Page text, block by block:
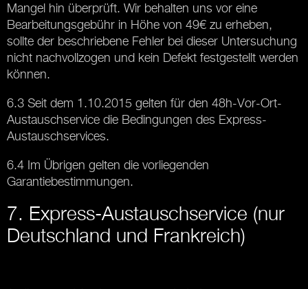
Mangel hin überprüft. Wir behalten uns vor eine
Bearbeitungsgebühr in Höhe von 49€ zu erheben,
sollte der beschriebene Fehler bei dieser Untersuchung
nicht nachvollzogen und kein Defekt festgestellt werden
können.
6.3 Seit dem 1.10.2015 gelten für den 48h-Vor-Ort-
Austauschservice die Bedingungen des Express-
Austauschservices.
6.4 Im Übrigen gelten die vorliegenden
Garantiebestimmungen.
7. Express-Austauschservice (nur
Deutschland und Frankreich)